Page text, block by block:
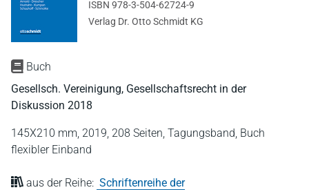
Buch
Gesellsch. Vereinigung, Gesellschaftsrecht in der
Diskussion 2018
145X210 mm, 2019, 208 Seiten, Tagungsband, Buch
flexibler Einband
aus der Reihe: Schriftenreihe der
ISBN 978-3-504-62724-9
Verlag Dr. Otto Schmidt KG